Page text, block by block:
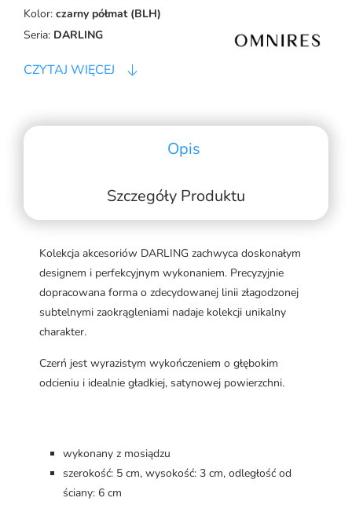
Kolor: czarny półmat (BLH)
Seria: DARLING
CZYTAJ WIĘCEJ
Opis
Szczegóły Produktu
Kolekcja akcesoriów DARLING zachwyca doskonałym
designem i perfekcyjnym wykonaniem. Precyzyjnie
dopracowana forma o zdecydowanej linii złagodzonej
subtelnymi zaokrągleniami nadaje kolekcji unikalny
charakter.
Czerń jest wyrazistym wykończeniem o głębokim
odcieniu i idealnie gładkiej, satynowej powierzchni.
wykonany z mosiądzu
szerokość: 5 cm, wysokość: 3 cm, odległość od
ściany: 6 cm